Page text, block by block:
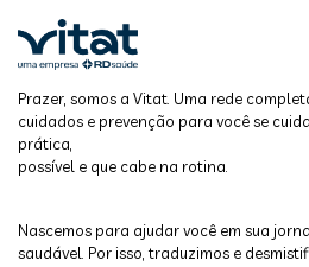
Prazer, somos a Vitat. Uma rede
cuidados e prevenção para você se
prática,
possível e que cabe na rotina.
Nascemos para ajudar você em sua
saudável. Por isso, traduzimos e